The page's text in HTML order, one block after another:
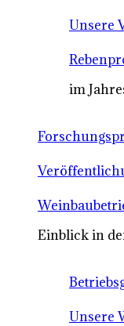
Unsere
im
Einblick in
Unsere